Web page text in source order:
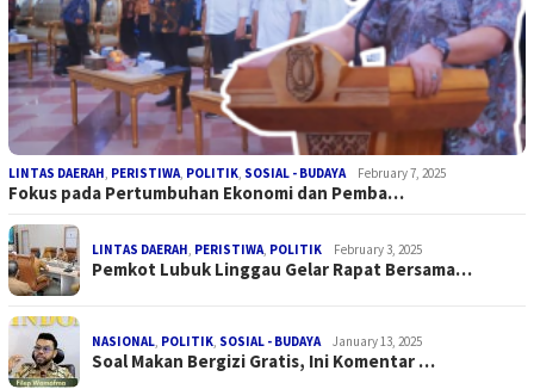
LINTAS DAERAH PERISTIWA POLITIK SOSIAL - BUDAYA February 7, 2025
Fokus pada Pertumbuhan Ekonomi dan Pemba…
LINTAS DAERAH PERISTIWA POLITIK February 3, 2025
Pemkot Lubuk Linggau Gelar Rapat Bersama…
NASIONAL POLITIK SOSIAL - BUDAYA January 13, 2025
Soal Makan Bergizi Gratis, Ini Komentar …